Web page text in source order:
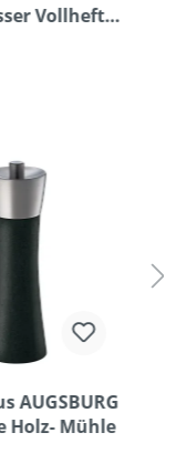
Vollheft
AUGSBURG
Holz- Mühle